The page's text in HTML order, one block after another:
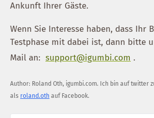
Ankunft Ihrer Gäste.
Wenn Sie Interesse haben, dass Ihr
Testphase mit dabei ist, dann bitte
Mail an: support@igumbi.com .
Author: Roland Oth, igumbi.com. Ich bin auf twitter
als roland.oth auf Facebook.